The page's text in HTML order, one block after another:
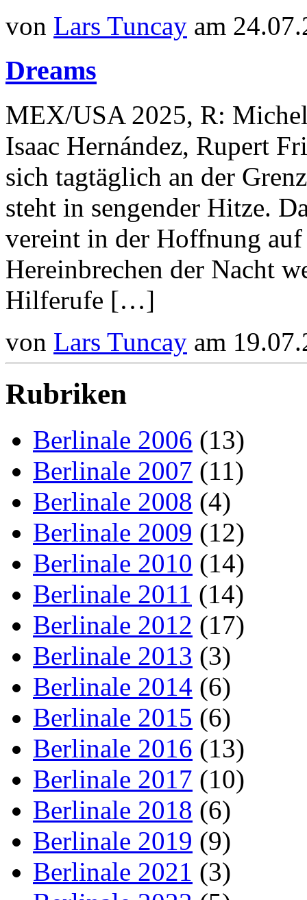
von Lars Tuncay am
Dreams
MEX/USA 2025, R:
Isaac Hernández, Rupert
sich tagtäglich an der
steht in sengender Hitze.
vereint in der Hoffnung
Hereinbrechen der Nacht
Hilferufe […]
von Lars Tuncay am
Rubriken
Berlinale 2006 (13)
Berlinale 2007 (11)
Berlinale 2008 (4)
Berlinale 2009 (12)
Berlinale 2010 (14)
Berlinale 2011 (14)
Berlinale 2012 (17)
Berlinale 2013 (3)
Berlinale 2014 (6)
Berlinale 2015 (6)
Berlinale 2016 (13)
Berlinale 2017 (10)
Berlinale 2018 (6)
Berlinale 2019 (9)
Berlinale 2021 (3)